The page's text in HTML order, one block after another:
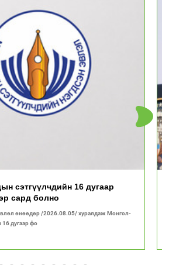
сэтгүүлчдийн 16 дугаар
сард болно
өнөөдөр /2026.08.05/ хуралдаж Монгол-
16 дугаар фо